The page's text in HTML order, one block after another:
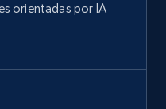
orientadas por IA